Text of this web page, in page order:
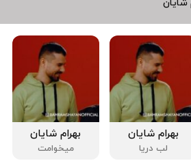
شایان
بهرام شایان
لب دریا
بهرام شایان
میخوامت